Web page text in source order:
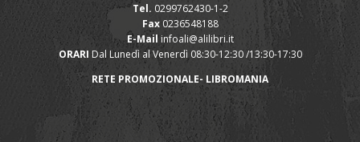
Tel. 0299762430-1-2
Fax0236548188
E-Mail infoali@alilibri.it
ORARI Dal Lunedì al Venerdì 08:30-12:30 /13:30-17:30
RETE PROMOZIONALE- LIBROMANIA